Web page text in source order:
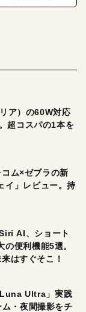
ア）の60W対応
超コスパの1本を
ム×ゼブラの新
イ」レビュー。持
AI、ショート
便利機能5選。
はすぐそこ！
Ultra」実践
・夜間撮影をチ